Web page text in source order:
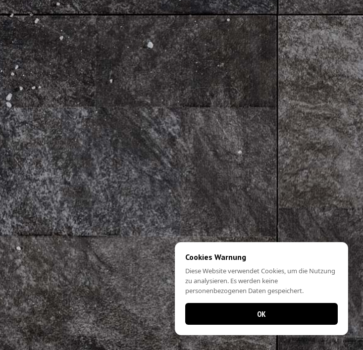
Cookies Warnung
Diese Website verwendet Cookies, um die Nutzung
zu analysieren. Es werden keine
personenbezogenen Daten gespeichert.
OK